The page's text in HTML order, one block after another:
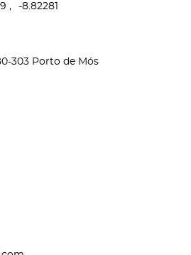
-8.82281
303 Porto de Mós